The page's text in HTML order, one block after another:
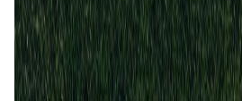
Hoedd (2)
40%
Gelijk (1)20%
Raufoss (2)